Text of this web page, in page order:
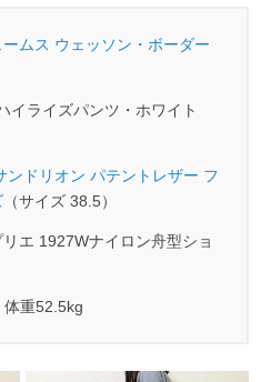
ムス ウェッソン・ボーダー
イライズパンツ・ホワイト
ンドリオン パテントレザー フ
（サイズ 38.5）
エ 1927Wナイロン舟型ショ
重52.5kg